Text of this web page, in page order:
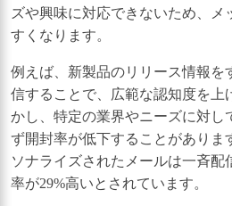
ズや興味に対応できないため、メ
すくなります。
例えば、新製品のリリース情報を
信することで、広範な認知度を上
かし、特定の業界やニーズに対し
ず開封率が低下することがありま
ソナライズされたメールは一斉配
率が29%高いとされています。